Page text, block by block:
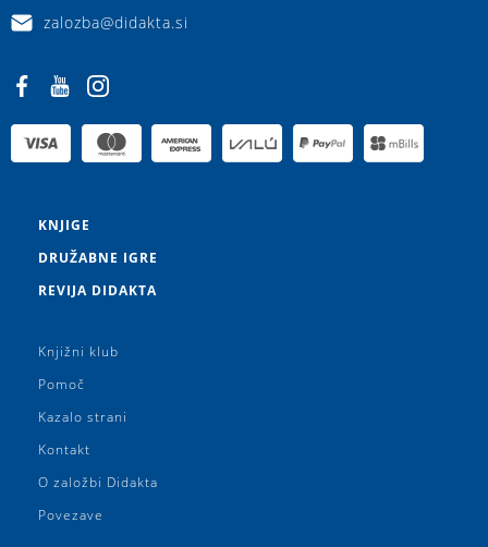
zalozba@didakta.si
KNJIGE
DRUŽABNE IGRE
REVIJA DIDAKTA
Knjižni klub
Pomoč
Kazalo strani
Kontakt
O založbi Didakta
Povezave